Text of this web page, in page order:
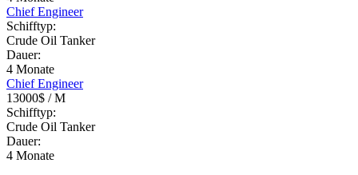
Chief Engineer
Schifftyp:
Crude Oil Tanker
Dauer:
4 Monate
Chief Engineer
13000$ / M
Schifftyp:
Crude Oil Tanker
Dauer:
4 Monate